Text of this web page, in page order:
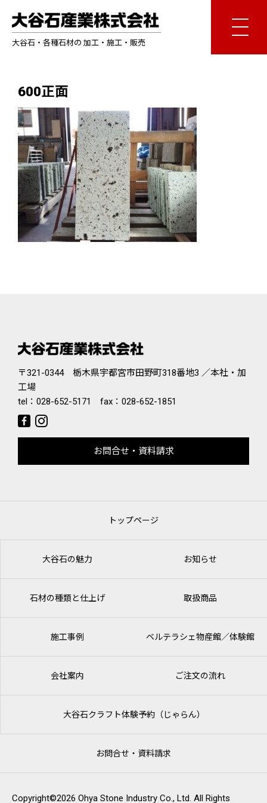
大谷石・各種石材の 加工・施工・販売
600正面
〒321-0344 栃木県宇都宮市田野町318番地3 ／本社・加
工場
tel： 028-652-5171 fax：028-652-1851
お問合せ・資料請求
トップページ
大谷石の魅力 お知らせ
石材の種類と仕上げ 取扱商品
施工事例 ベルテラシェ物産館／体験館
会社案内 ご注文の流れ
大谷石クラフト体験予約（じゃらん）
お問合せ・資料請求
Copyright©2026 Ohya Stone Industry Co., Ltd. All Rights